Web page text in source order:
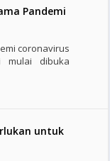
Pandemi
coronavirus
mulai dibuka
untuk